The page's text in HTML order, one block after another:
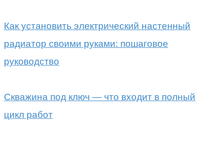
Как установить электрический настенный
радиатор своими руками: пошаговое
руководство
Скважина под ключ — что входит в полный
цикл работ